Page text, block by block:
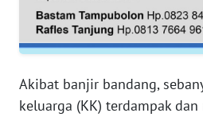
Akibat banjir bandang,
keluarga (KK) terdampak
WN
JAMBI
SULTRA